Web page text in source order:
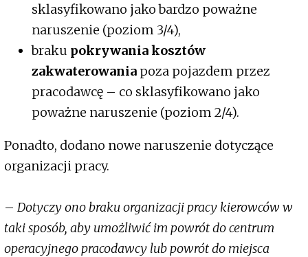
sklasyfikowano jako bardzo poważne
naruszenie (poziom 3/4),
braku pokrywania kosztów
zakwaterowania poza pojazdem przez
pracodawcę – co sklasyfikowano jako
poważne naruszenie (poziom 2/4).
Ponadto, dodano nowe naruszenie dotyczące
organizacji pracy.
– Dotyczy ono braku organizacji pracy kierowców w
taki sposób, aby umożliwić im powrót do centrum
operacyjnego pracodawcy lub powrót do miejsca